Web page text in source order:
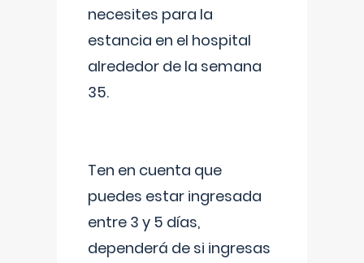
necesites para la
estancia en el hospital
alrededor de la semana
35.
Ten en cuenta que
puedes estar ingresada
entre 3 y 5 días,
dependerá de si ingresas